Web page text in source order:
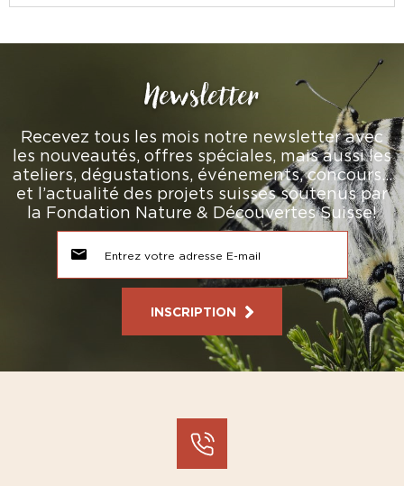
Newsletter
Recevez tous les mois notre newsletter avec
les nouveautés, offres spéciales, mais aussi les
ateliers, dégustations, événements, concours…
et l’actualité des projets suisses soutenus par
la Fondation Nature & Découvertes Suisse!
INSCRIPTION